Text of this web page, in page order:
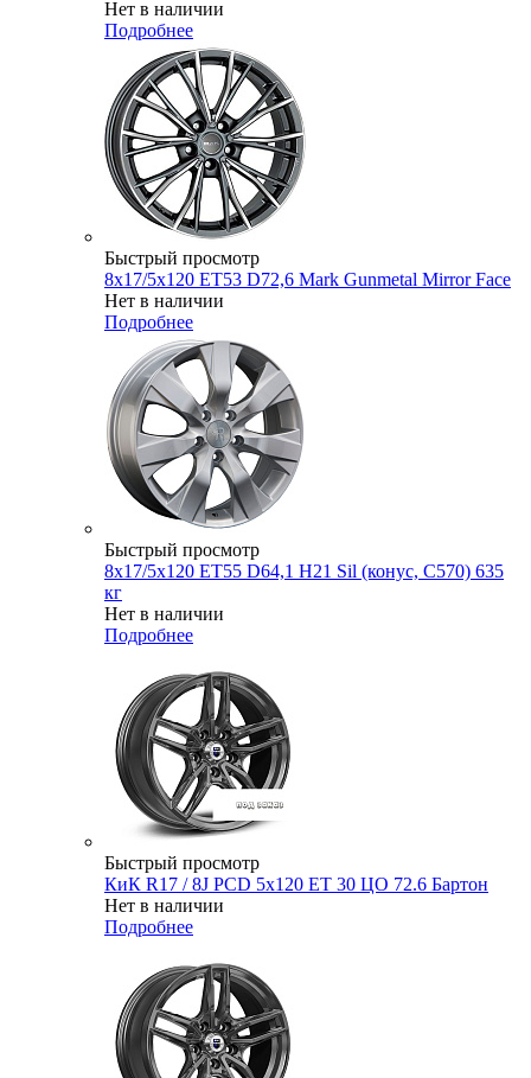
Нет в наличии
Подробнее
Быстрый просмотр
8x17/5x120 ET53 D72,6 Mark Gunmetal Mirror Face
Нет в наличии
Подробнее
Быстрый просмотр
8x17/5x120 ET55 D64,1 H21 Sil (конус, C570) 635
кг
Нет в наличии
Подробнее
Быстрый просмотр
КиК R17 / 8J PCD 5x120 ЕТ 30 ЦО 72.6 Бартон
Нет в наличии
Подробнее